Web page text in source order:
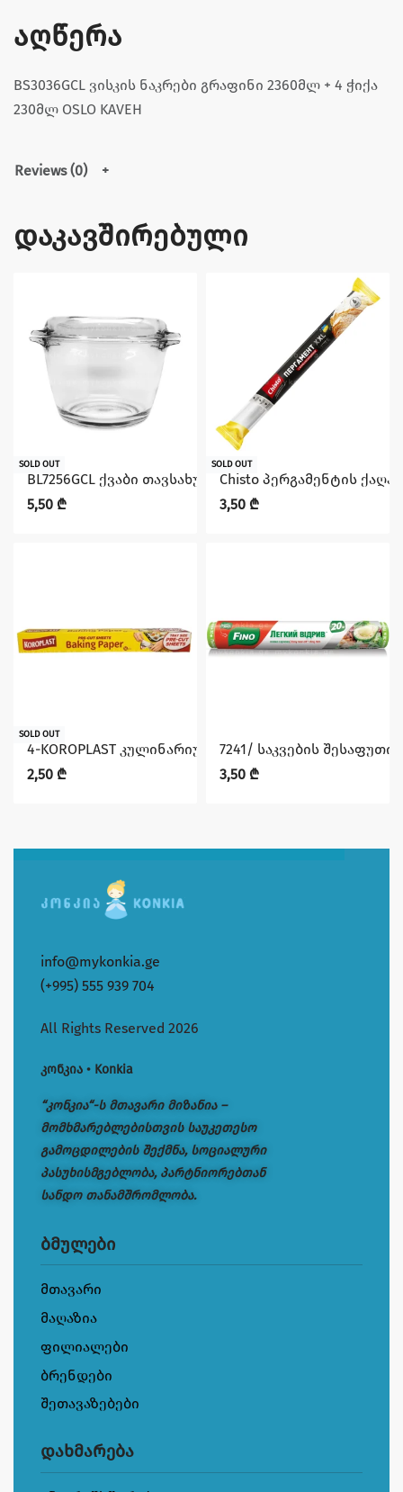
აღწერა
BS3036GCL ვისკის ნაკრები გრაფინი 2360მლ + 4 ჭიქა
230მლ OSLO KAVEH
Reviews (0)
დაკავშირებული
SOLD OUT
BL7256GCL ქვაბი თავსახურით 1200მლ KAVEH
5,50 ₾
SOLD OUT
Chisto პერგამენტის
3,50 ₾
SOLD OUT
4-KOROPLAST კულინარიული საცხობი ქაღალდი
2,50 ₾
7241/ საკვების შესაფუთი
3,50 ₾
info@mykonkia.ge
(+995) 555 939 704
All Rights Reserved 2026
კონკია • Konkia
“კონკია“-ს მთავარი მიზანია –
მომხმარებლებისთვის საუკეთესო
გამოცდილების შექმნა, სოციალური
პასუხისმგებლობა, პარტნიორებთან
სანდო თანამშრომლობა.
ბმულები
მთავარი
მაღაზია
ფილიალები
ბრენდები
შეთავაზებები
დახმარება